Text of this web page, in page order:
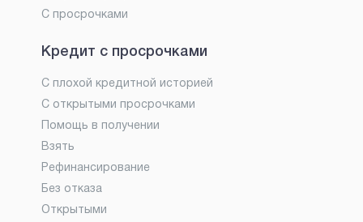
С просрочками
Кредит с просрочками
С плохой кредитной историей
С открытыми просрочками
Помощь в получении
Взять
Рефинансирование
Без отказа
Открытыми